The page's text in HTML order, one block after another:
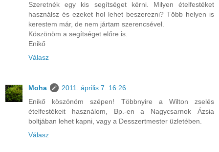
Szeretnék egy kis segítséget kérni. Milyen ételfestéket
használsz és ezeket hol lehet beszerezni? Több helyen is
kerestem már, de nem jártam szerencsével.
Köszönöm a segítséget előre is.
Enikő
Válasz
Moha
2011. április 7. 16:26
Enikő köszönöm szépen! Többnyire a Wilton zselés
ételfestékeit használom, Bp.-en a Nagycsarnok Ázsia
boltjában lehet kapni, vagy a Desszertmester üzletében.
Válasz